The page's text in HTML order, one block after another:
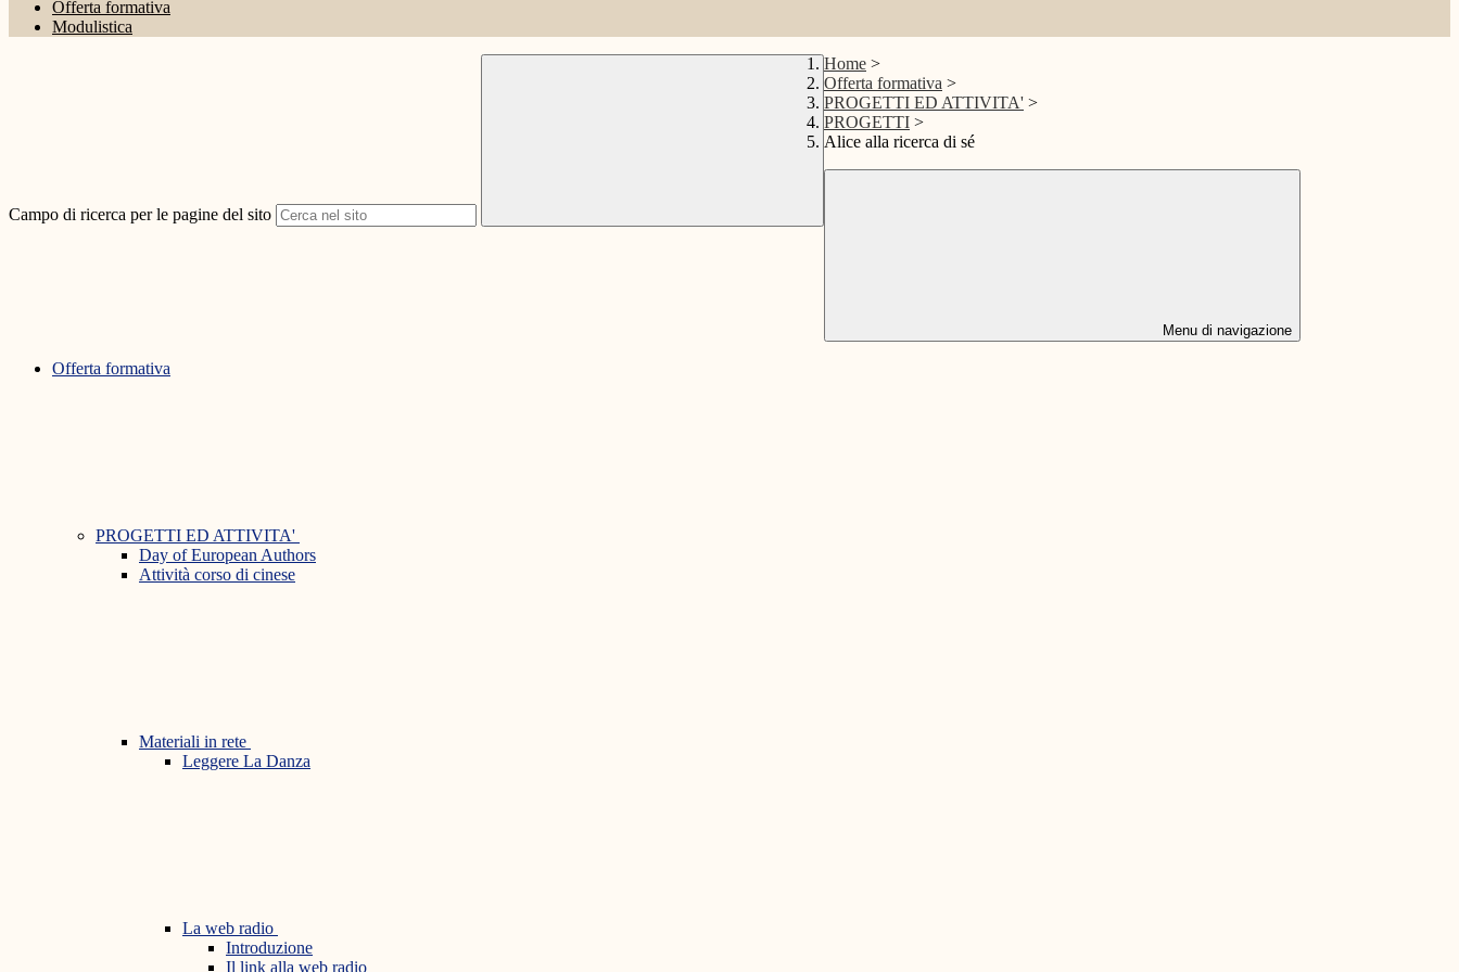
Offerta formativa
Modulistica
Campo di ricerca per le pagine del sito
Home >
Offerta formativa >
PROGETTI ED ATTIVITA' >
PROGETTI >
Alice alla ricerca di sé
Menu di navigazione
Offerta formativa
PROGETTI ED ATTIVITA'
Day of European Authors
Attività corso di cinese
Materiali in rete
Leggere La Danza
La web radio
Introduzione
Il link alla web radio